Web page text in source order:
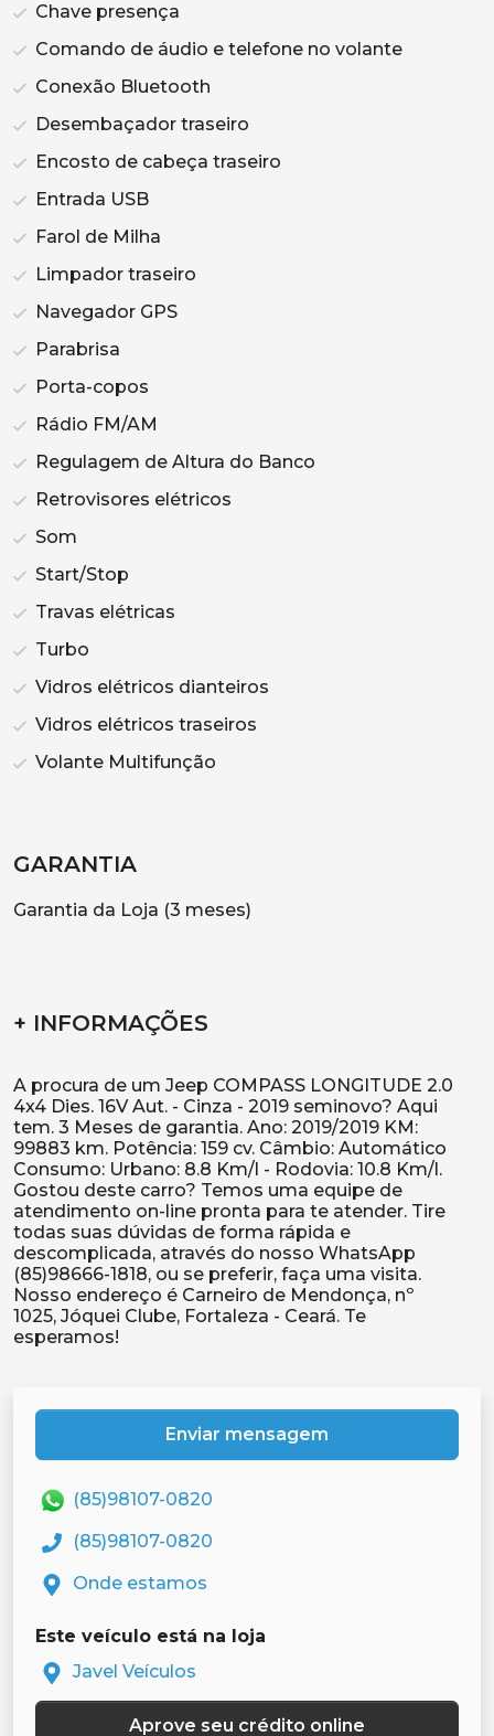
Chave presença
Comando de áudio e telefone no volante
Conexão Bluetooth
Desembaçador traseiro
Encosto de cabeça traseiro
Entrada USB
Farol de Milha
Limpador traseiro
Navegador GPS
Parabrisa
Porta-copos
Rádio FM/AM
Regulagem de Altura do Banco
Retrovisores elétricos
Som
Start/Stop
Travas elétricas
Turbo
Vidros elétricos dianteiros
Vidros elétricos traseiros
Volante Multifunção
GARANTIA
Garantia da Loja (3 meses)
+ INFORMAÇÕES
A procura de um Jeep COMPASS LONGITUDE 2.0
4x4 Dies. 16V Aut. - Cinza - 2019 seminovo? Aqui
tem. 3 Meses de garantia. Ano: 2019/2019 KM:
99883 km. Potência: 159 cv. Câmbio: Automático
Consumo: Urbano: 8.8 Km/l - Rodovia: 10.8 Km/l.
Gostou deste carro? Temos uma equipe de
atendimento on-line pronta para te atender. Tire
todas suas dúvidas de forma rápida e
descomplicada, através do nosso WhatsApp
(85)98666-1818, ou se preferir, faça uma visita.
Nosso endereço é Carneiro de Mendonça, nº
1025, Jóquei Clube, Fortaleza - Ceará. Te
Enviar mensagem
(85)98107-0820
(85)98107-0820
Onde estamos
Este veículo está na loja
Javel Veículos
Aprove seu crédito online